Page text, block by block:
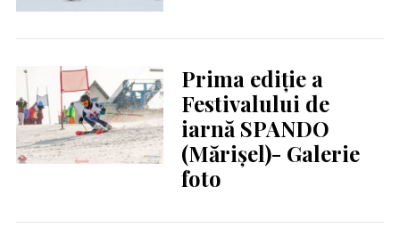
Prima ediție a
Festivalului de
iarnă SPANDO
(Mărișel)- Galerie
foto